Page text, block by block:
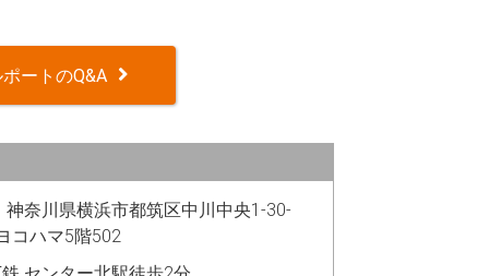
ートのQ&A
奈川県横浜市都筑区中川中央1-30-
コハマ5階502